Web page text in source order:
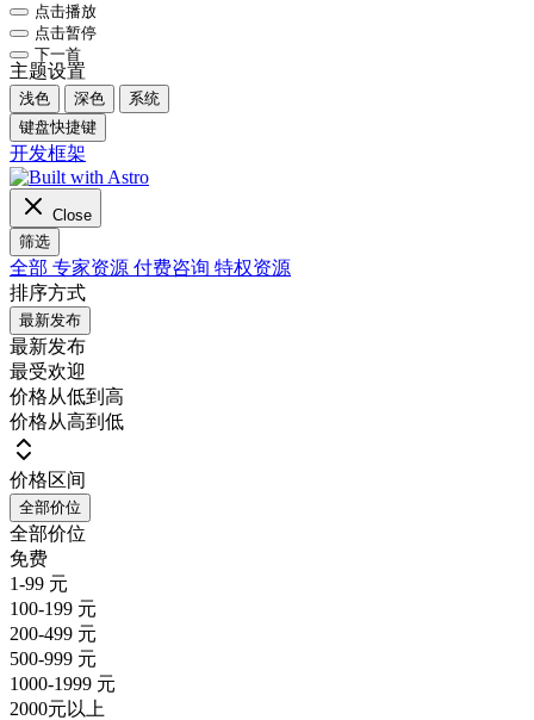
点击播放
点击暂停
下一首
主题设置
浅色 深色
系统
键盘快捷键
开发框架
Close
筛选
全部 专家资源 付费咨询 特权资源
排序方式
最新发布
最新发布
最受欢迎
价格从低到高
价格从高到低
价格区间
全部价位
全部价位
免费
1-99 元
100-199 元
200-499 元
500-999 元
1000-1999 元
2000元以上